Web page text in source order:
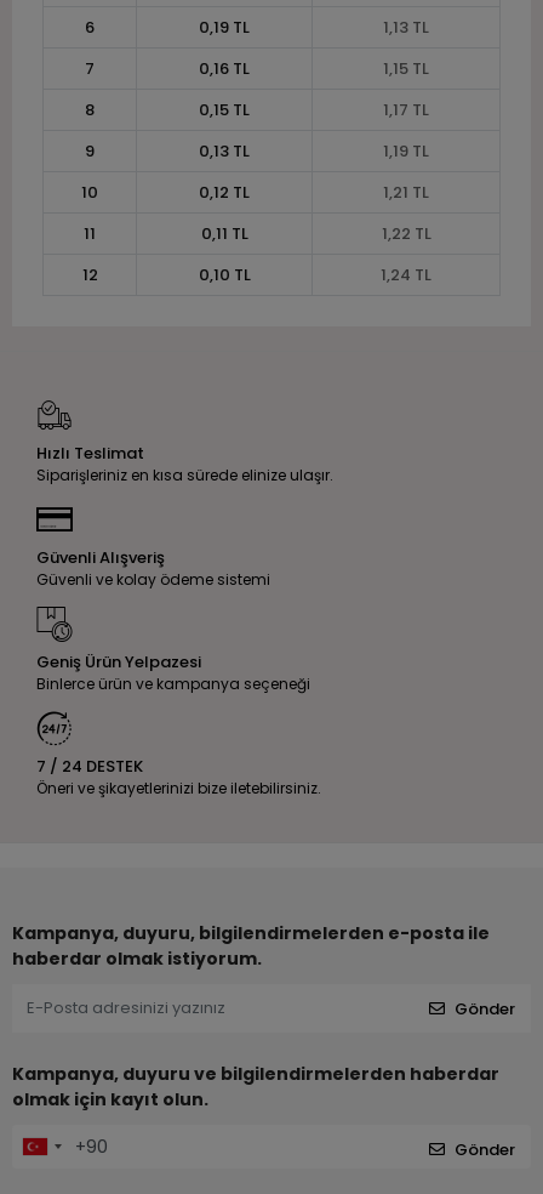
6
0,19 TL
1,13 TL
7
0,16 TL
1,15 TL
8
0,15 TL
1,17 TL
9
0,13 TL
1,19 TL
10
0,12 TL
1,21 TL
11
0,11 TL
1,22 TL
12
0,10 TL 1,24 TL
Hızlı Teslimat
Siparişleriniz en kısa sürede elinize ulaşır.
Güvenli Alışveriş
Güvenli ve kolay ödeme sistemi
Geniş Ürün Yelpazesi
Binlerce ürün ve kampanya seçeneği
7 / 24 DESTEK
Öneri ve şikayetlerinizi bize iletebilirsiniz.
Kampanya, duyuru, bilgilendirmelerden e-posta ile
haberdar olmak istiyorum.
Gönder
Kampanya, duyuru ve bilgilendirmelerden haberdar
olmak için kayıt olun.
Gönder